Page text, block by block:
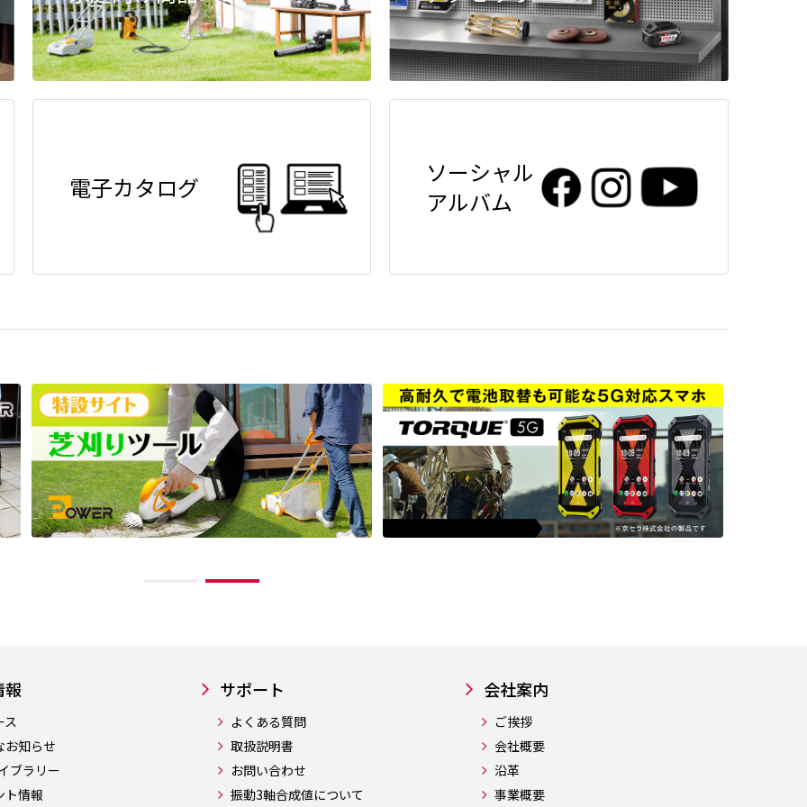
電子カタログ
ソーシャル
アルバム
報
ス
お知らせ
ブラリー
ト情報
サポート
よくある質問
取扱説明書
お問い合わせ
振動3軸合成値について
会社案内
ご挨拶
会社概要
沿革
事業概要